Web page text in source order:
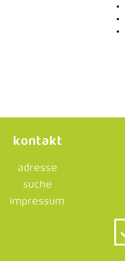
kontakt
adresse
suche
impressum